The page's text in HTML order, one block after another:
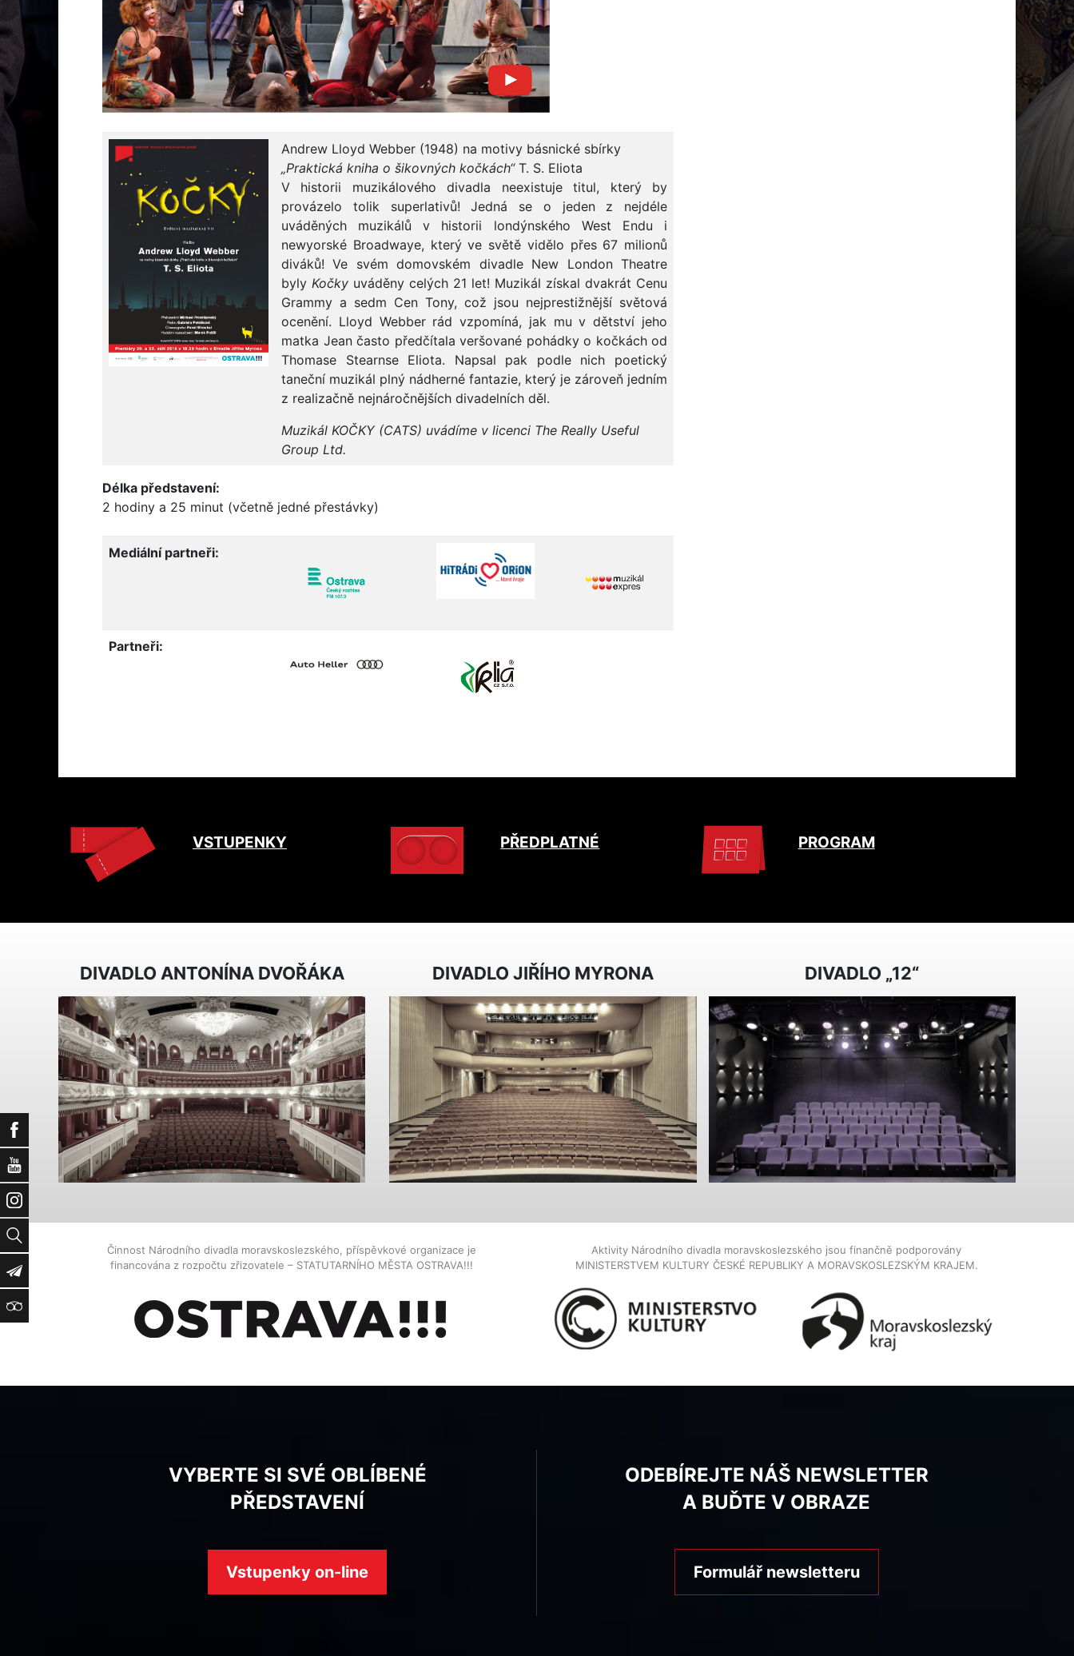
Facebook
YouTube
Instagram
Vyhledat
Newsletter
TripAdvisor
Andrew Lloyd Webber (1948) na motivy básnické sbírky
„Praktická kniha o šikovných kočkách“ T. S. Eliota
V historii muzikálového divadla neexistuje titul, který by
provázelo tolik superlativů! Jedná se o jeden z nejdéle
uváděných muzikálů v historii londýnského West Endu i
newyorské Broadwaye, který ve světě vidělo přes 67 milionů
diváků! Ve svém domovském divadle New London Theatre
byly Kočky uváděny celých 21 let! Muzikál získal dvakrát Cenu
Grammy a sedm Cen Tony, což jsou nejprestižnější světová
ocenění. Lloyd Webber rád vzpomíná, jak mu v dětství jeho
matka Jean často předčítala veršované pohádky o kočkách od
Thomase Stearnse Eliota. Napsal pak podle nich poetický
taneční muzikál plný nádherné fantazie, který je zároveň jedním
z realizačně nejnáročnějších divadelních děl.
Muzikál KOČKY (CATS) uvádíme v licenci The Really Useful
Group Ltd.
Délka představení:
2 hodiny a 25 minut (včetně jedné přestávky)
Mediální partneři:
Partneři:
VSTUPENKY PŘEDPLATNÉ PROGRAM
DIVADLO ANTONÍNA DVOŘÁKA DIVADLO JIŘÍHO MYRONA DIVADLO „12“
Činnost Národního divadla moravskoslezského, příspěvkové organizace je
financována z rozpočtu zřizovatele – STATUTARNÍHO MĚSTA OSTRAVA!!!
Aktivity Národního divadla moravskoslezského jsou finančně podporovány
MINISTERSTVEM KULTURY ČESKÉ REPUBLIKY A MORAVSKOSLEZSKÝM KRAJEM.
VYBERTE SI SVÉ OBLÍBENÉ
PŘEDSTAVENÍ
Vstupenky on-line
ODEBÍREJTE NÁŠ NEWSLETTER
A BUĎTE V OBRAZE
Formulář newsletteru